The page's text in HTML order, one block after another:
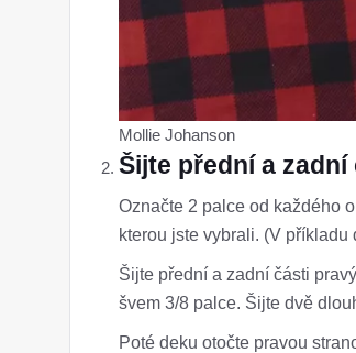
Mollie Johanson
Šijte přední a
Označte 2 palce od každého
kterou jste vybrali. (V
Šijte přední a zadní části
švem 3/8 palce. Šijte dvě
Poté deku otočte pravou